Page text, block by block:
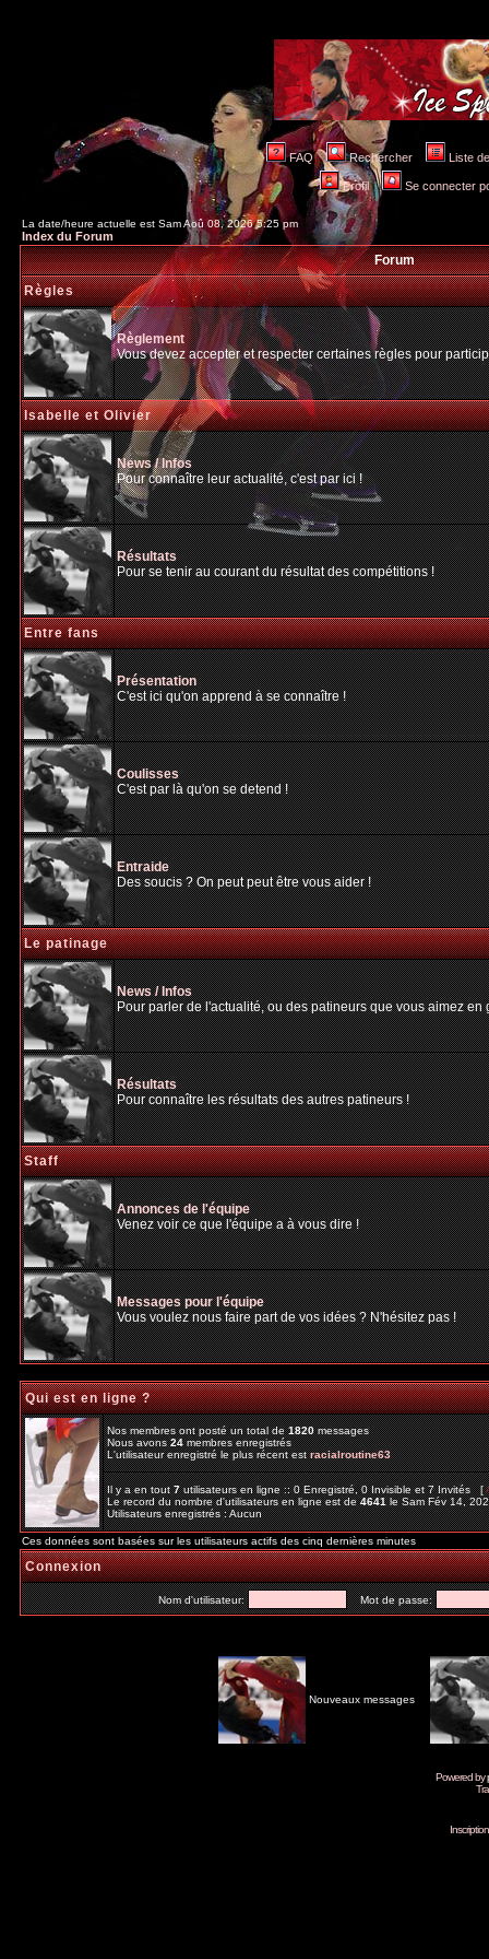
FAQ Rechercher Liste
Profil Se connecter
La date/heure actuelle est Sam Aoû 08, 2026 5:25 pm
Index du Forum
Forum
Règles
Règlement
Vous devez accepter et respecter certaines règles pour
Isabelle et Olivier
News / Infos
Pour connaître leur actualité, c'est par ici !
Résultats
Pour se tenir au courant du résultat des compétitions !
Entre fans
Présentation
C'est ici qu'on apprend à se connaître !
Coulisses
C'est par là qu'on se detend !
Entraide
Des soucis ? On peut peut être vous aider !
Le patinage
News / Infos
Pour parler de l'actualité, ou des patineurs que vous aimez
Résultats
Pour connaître les résultats des autres patineurs !
Staff
Annonces de l'équipe
Venez voir ce que l'équipe a à vous dire !
Messages pour l'équipe
Vous voulez nous faire part de vos idées ? N'hésitez pas !
Qui est en ligne ?
Nos membres ont posté un total de1820messages
Nous avons24membres enregistrés
L'utilisateur enregistré le plus récent estracialroutine63
Il y a en tout7utilisateurs en ligne :: 0 Enregistré, 0 Invisible et 7 Invités [
Le record du nombre d'utilisateurs en ligne est de4641le Sam Fév 14,
Utilisateurs enregistrés : Aucun
Ces données sont basées sur les utilisateurs actifs des cinq dernières minutes
Connexion
Nom d'utilisateur: Mot de passe:
Nouveaux messages
Powered by